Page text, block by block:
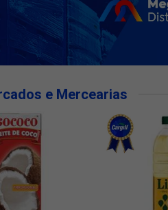
e Mercearias